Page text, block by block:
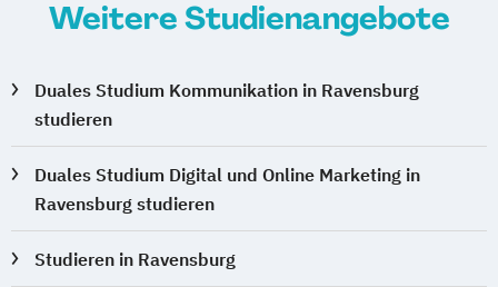
Weitere Studienangebote
Duales Studium Kommunikation in Ravensburg
studieren
Duales Studium Digital und Online Marketing in
Ravensburg studieren
Studieren in Ravensburg